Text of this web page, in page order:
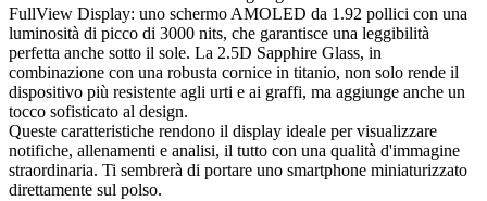
FullView Display: uno schermo AMOLED da 1.92 pollici con una
luminosità di picco di 3000 nits, che garantisce una leggibilità
perfetta anche sotto il sole. La 2.5D Sapphire Glass, in
combinazione con una robusta cornice in titanio, non solo rende il
dispositivo più resistente agli urti e ai graffi, ma aggiunge anche un
tocco sofisticato al design.
Queste caratteristiche rendono il display ideale per visualizzare
notifiche, allenamenti e analisi, il tutto con una qualità d'immagine
straordinaria. Ti sembrerà di portare uno smartphone miniaturizzato
direttamente sul polso.